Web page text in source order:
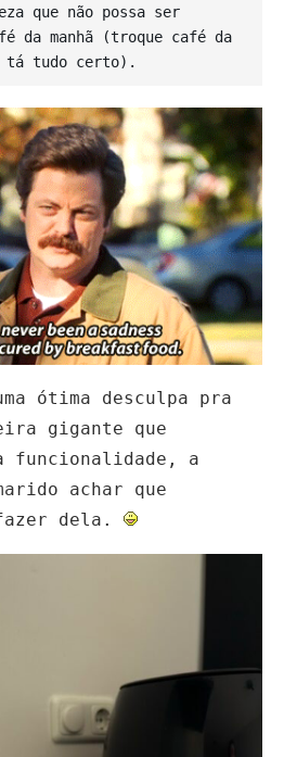
que não possa ser
da manhã (troque café da
tá tudo certo).
ótima desculpa pra
gigante que
funcionalidade, a
achar que
dela.